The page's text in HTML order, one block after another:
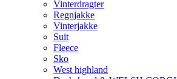
Vinterdragter
Regnjakke
Vinterjakke
Suit
Fleece
Sko
West highland